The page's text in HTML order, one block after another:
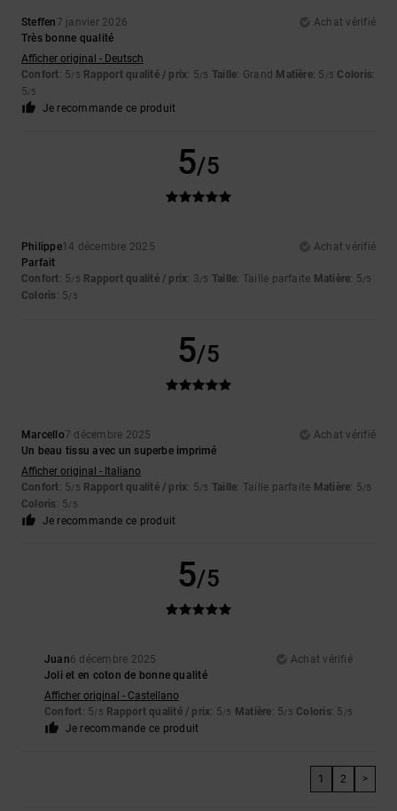
Steffen 7 janvier 2026
Achat vérifié
Très bonne qualité
Afficher original - Deutsch
Confort: 5/5 Rapport qualité / prix: 5/5 Taille: Grand Matière: 5 /5 Coloris:
5/5
Je recommande ce produit
5/5
Philippe14 décembre 2025
Achat vérifié
Parfait
Confort: 5/5 Rapport qualité / prix: 3/5 Taille: Taille parfaite Matière: 5/5
Coloris: 5/5
5/5
Marcello7 décembre 2025
Achat vérifié
Un beau tissu avec un superbe imprimé
Afficher original - Italiano
Confort: 5/5 Rapport qualité / prix: 5/5 Taille: Taille parfaite Matière: 5/5
Coloris: 5/5
Je recommande ce produit
5/5
Juan6 décembre 2025
Achat vérifié
Joli et en coton de bonne qualité
Afficher original - Castellano
Confort: 5/5 Rapport qualité / prix: 5/5 Matière: 5/5 Coloris: 5 /5
Je recommande ce produit
1 2 >